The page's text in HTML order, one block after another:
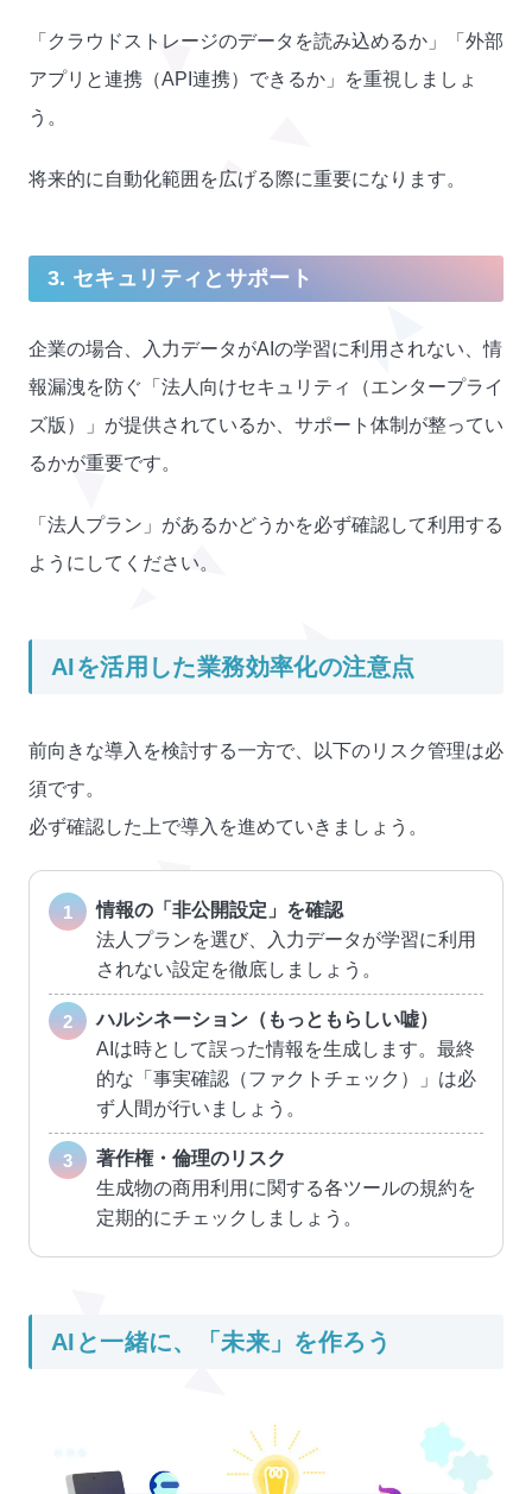
「クラウドストレージのデータを読み込めるか」「外部
アプリと連携（API連携）できるか」を重視しましょ
う。
将来的に自動化範囲を広げる際に重要になります。
3. セキュリティとサポート
企業の場合、入力データがAIの学習に利用されない、情
報漏洩を防ぐ「法人向けセキュリティ（エンタープライ
ズ版）」が提供されているか、サポート体制が整ってい
るかが重要です。
「法人プラン」があるかどうかを必ず確認して利用する
ようにしてください。
AIを活用した業務効率化の注意点
前向きな導入を検討する一方で、以下のリスク管理は必
須です。
必ず確認した上で導入を進めていきましょう。
情報の「非公開設定」を確認
法人プランを選び、入力データが学習に利用
されない設定を徹底しましょう。
ハルシネーション（もっともらしい嘘）
AIは時として誤った情報を生成します。最終
的な「事実確認（ファクトチェック）」は必
ず人間が行いましょう。
著作権・倫理のリスク
生成物の商用利用に関する各ツールの規約を
定期的にチェックしましょう。
AIと一緒に、「未来」を作ろう